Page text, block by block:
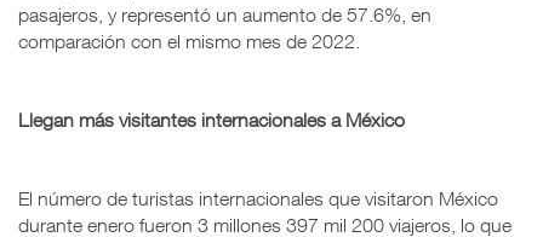
pasajeros, y representó un aumento de 57.6%, en
comparación con el mismo mes de 2022.
Llegan más visitantes internacionales a México
El número de turistas internacionales que visitaron México
durante enero fueron 3 millones 397 mil 200 viajeros, lo que